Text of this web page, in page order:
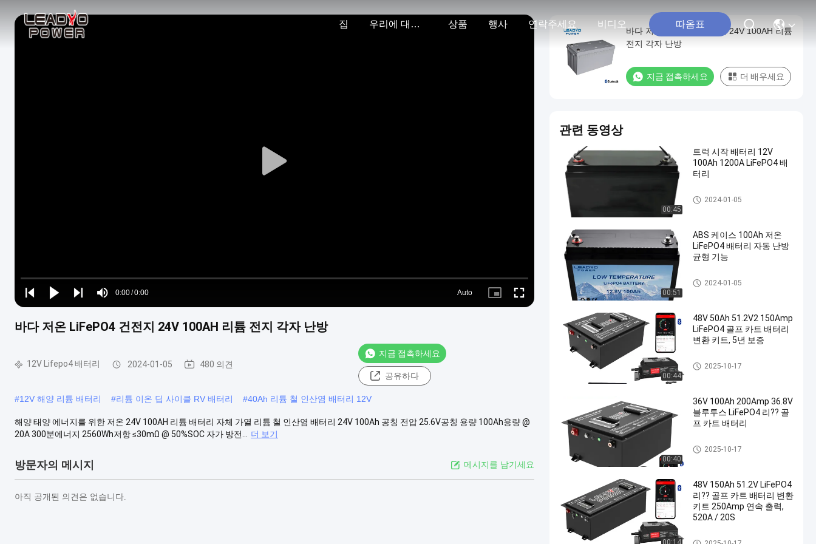
집 우리에 대하여 상품 행사 연락주세요 비디오 따옴표
Play
Play
Play
Play
Mute
Time
0:00/0:00
Loaded:
0%
Auto
Picture- Fullscreen
바다 저온 LiFePO4 건전지 24V 100AH ​​리튬 전지 각자 난방
12V Lifepo4 배터리 2024-01-05 480 의견
지금 접촉하세요
공유하다
#12V 해양 리튬 배터리 #리튬 이온 딥 사이클 RV 배터리 #40Ah 리튬 철 인산염 배터리 12V
해양 태양 에너지를 위한 저온 24V 100AH ​​리튬 배터리 자체 가열 리튬 철 인산염 배터리 24V 100Ah 공칭 전압 25.6V공칭 용량 100Ah용량 @
20A 300분에너지 2560Wh저항 ≤30mΩ @ 50%SOC 자가 방전...
더 보기
방문자의 메시지 메시지를 남기세요
아직 공개된 의견은 없습니다.
바다 저온 LiFePO4 건전지 24V 100AH ​​리튬
전지 각자 난방
지금 접촉하세요 더 배우세요
관련 동영상
00:45
트럭 시작 배터리 12V
100Ah 1200A LiFePO4 배
터리
자동차 배터리 교체
2024-01-05
00:51
ABS 케이스 100Ah 저온
LiFePO4 배터리 자동 난방
균형 기능
With Low Temp Charging Prot
ection
2024-01-05
00:44
48V 50Ah 51.2V2 150Amp
LiFePO4 골프 카트 배터리
변환 키트, 5년 보증
골프 카트 배터리
2025-10-17
00:40
36V 100Ah 200Amp 36.8V
블루투스 LiFePO4 리?? 골
프 카트 배터리
골프 카트 배터리
2025-10-17
00:14
48V 150Ah 51.2V LiFePO4
리?? 골프 카트 배터리 변환
키트 250Amp 연속 출력,
520A / 20S
골프 카트 배터리